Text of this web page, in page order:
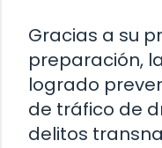
Gracias a su
preparación,
logrado
de tráfico de
delitos